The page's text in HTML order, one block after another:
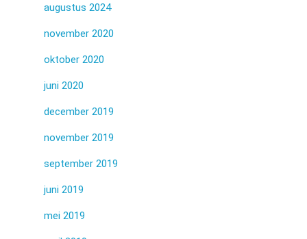
augustus 2024
november 2020
oktober 2020
juni 2020
december 2019
november 2019
september 2019
juni 2019
mei 2019